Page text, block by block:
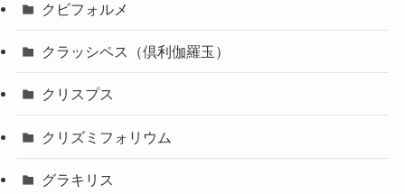
クビフォルメ
クラッシペス（倶利伽羅玉）
クリスプス
クリズミフォリウム
グラキリス